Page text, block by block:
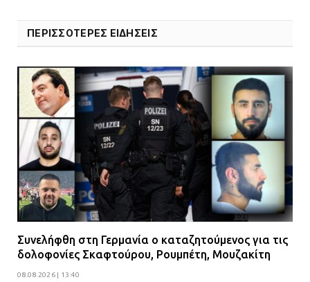
ΠΕΡΙΣΣΟΤΕΡΕΣ ΕΙΔΗΣΕΙΣ
Συνελήφθη στη Γερμανία ο καταζητούμενος για τις
δολοφονίες Σκαφτούρου, Ρουμπέτη, Μουζακίτη
08.08.2026 | 13:40